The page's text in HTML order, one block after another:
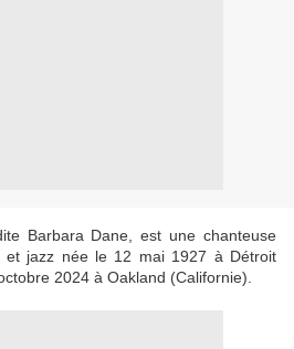
Barbara Dane, est une chanteuse
et jazz née le 12 mai 1927 à Détroit
2024 à Oakland (Californie).